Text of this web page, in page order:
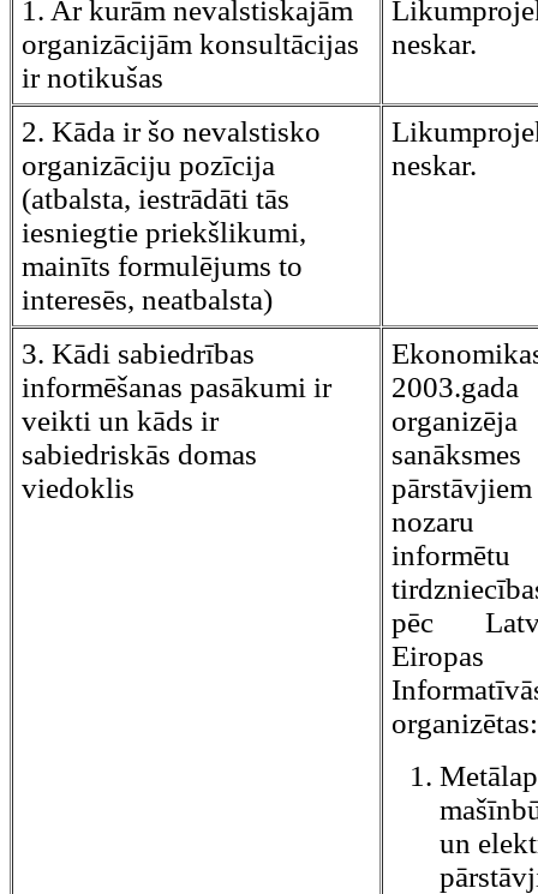
1. Ar kurām nevalstiskajām
organizācijām konsultācijas
ir notikušas
neskar.
2. Kāda ir šo nevalstisko
organizāciju pozīcija
(atbalsta, iestrādāti tās
iesniegtie priekšlikumi,
mainīts formulējums to
interesēs, neatbalsta)
neskar.
3. Kādi sabiedrības
informēšanas pasākumi ir
veikti un kāds ir
sabiedriskās domas
viedoklis
nozaru
pēc
organizētas:
un